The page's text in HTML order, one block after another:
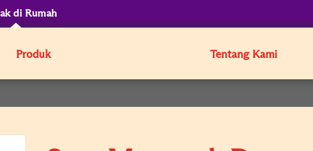
di Rumah
Produk Tentang Kami